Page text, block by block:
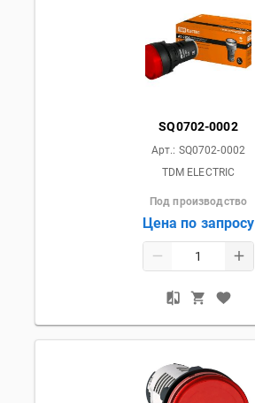
SQ0702-0002
Арт.: SQ0702-0002
TDM ELECTRIC
Под производство
Цена по запросу